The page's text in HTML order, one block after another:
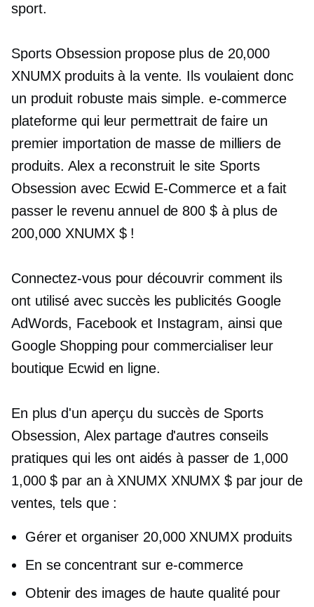
sport.
Sports Obsession propose plus de 20,000
XNUMX produits à la vente. Ils voulaient donc
un produit robuste mais simple. e-commerce
plateforme qui leur permettrait de faire un
premier importation de masse de milliers de
produits. Alex a reconstruit le site Sports
Obsession avec Ecwid E-Commerceet a fait
passer le revenu annuel de 800 $ à plus de
200,000 XNUMX $ !
Connectez-vous pour découvrir comment ils
ont utilisé avec succès les publicités Google
AdWords, Facebook et Instagram, ainsi que
Google Shopping pour commercialiser leur
boutique Ecwid en ligne.
En plus d'un aperçu du succès de Sports
Obsession, Alex partage d'autres conseils
pratiques qui les ont aidés à passer de 1,000
1,000 $ par an à XNUMX XNUMX $ par jour de
ventes, tels que :
Gérer et organiser 20,000 XNUMX produits
En se concentrant sur e-commerce
Obtenir des images de haute qualité pour